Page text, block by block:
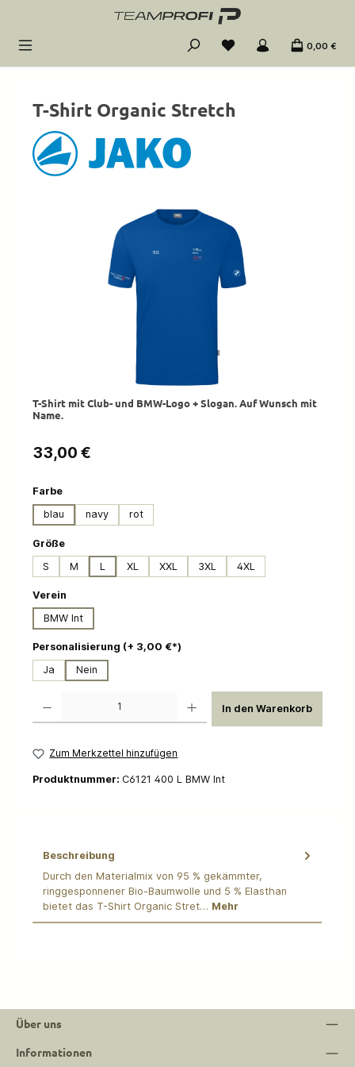
Zum Hauptinhalt springen
0,00 €
T-Shirt Organic Stretch
Bildergalerie überspringen
T-Shirt mit Club- und BMW-Logo + Slogan. Auf Wunsch mit
Name.
Regulärer Preis:
33,00 €
Farbeauswählen
blau
navy rot
Größeauswählen
S
M L XL XXL 3XL 4XL
Verein
BMW Int
Personalisierung (+ 3,00 €*)
Ja
Nein
In den Warenkorb
Zum Merkzettel hinzufügen
Produktnummer: C6121 400 L BMW Int
Beschreibung
Durch den Materialmix von 95 % gekämmter,
ringgesponnener Bio-Baumwolle und 5 % Elasthan
bietet das T-Shirt Organic Stret… Mehr
Über uns
Informationen